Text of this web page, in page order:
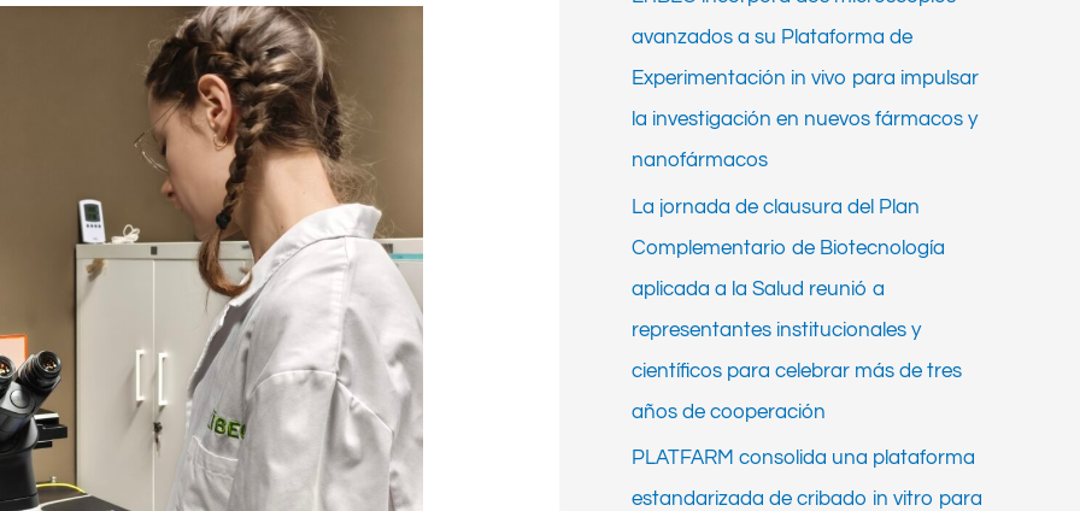
avanzados a su Plataforma de
Experimentación in vivo para impulsar
la investigación en nuevos fármacos y
nanofármacos
La jornada de clausura del Plan
Complementario de Biotecnología
aplicada a la Salud reunió a
representantes institucionales y
científicos para celebrar más de tres
años de cooperación
PLATFARM consolida una plataforma
estandarizada de cribado in vitro para